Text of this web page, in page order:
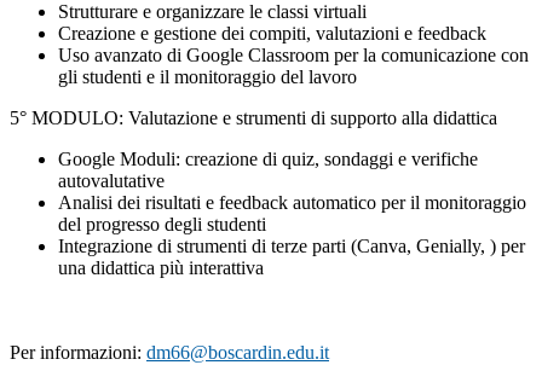
Strutturare e organizzare le classi virtuali
Creazione e gestione dei compiti, valutazioni e feedback
Uso avanzato di Google Classroom per la comunicazione con
gli studenti e il monitoraggio del lavoro
5° MODULO: Valutazione e strumenti di supporto alla didattica
Google Moduli: creazione di quiz, sondaggi e verifiche
autovalutative
Analisi dei risultati e feedback automatico per il monitoraggio
del progresso degli studenti
Integrazione di strumenti di terze parti (Canva, Genially, ) per
una didattica più interattiva
Per informazioni: dm66@boscardin.edu.it